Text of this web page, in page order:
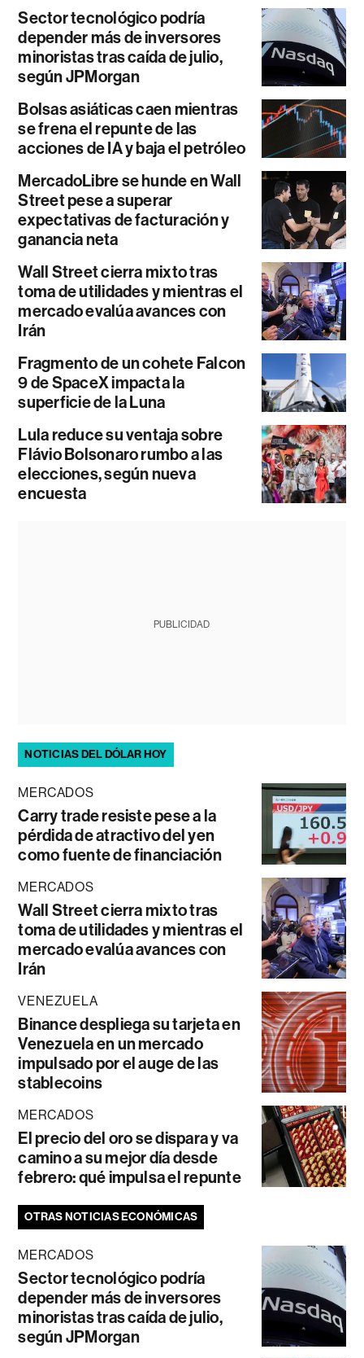
Sector tecnológico podría
depender más de inversores
minoristas tras caída de julio,
según JPMorgan
Bolsas asiáticas caen mientras
se frena el repunte de las
acciones de IA y baja el petróleo
MercadoLibre se hunde en Wall
Street pese a superar
expectativas de facturación y
ganancia neta
Wall Street cierra mixto tras
toma de utilidades y mientras el
mercado evalúa avances con
Irán
Fragmento de un cohete Falcon
9 de SpaceX impacta la
superficie de la Luna
Lula reduce su ventaja sobre
Flávio Bolsonaro rumbo a las
elecciones, según nueva
encuesta
PUBLICIDAD
NOTICIAS DEL DÓLAR HOY
MERCADOS
Carry trade resiste pese a la
pérdida de atractivo del yen
como fuente de financiación
MERCADOS
Wall Street cierra mixto tras
toma de utilidades y mientras el
mercado evalúa avances con
Irán
VENEZUELA
Binance despliega su tarjeta en
Venezuela en un mercado
impulsado por el auge de las
stablecoins
MERCADOS
El precio del oro se dispara y va
camino a su mejor día desde
febrero: qué impulsa el repunte
OTRAS NOTICIAS ECONÓMICAS
MERCADOS
Sector tecnológico podría
depender más de inversores
minoristas tras caída de julio,
según JPMorgan